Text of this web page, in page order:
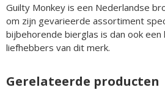
Guilty Monkey is een Nederlandse
om zijn gevarieerde assortiment
bijbehorende bierglas is dan ook een
liefhebbers van dit merk.
Gerelateerde producten